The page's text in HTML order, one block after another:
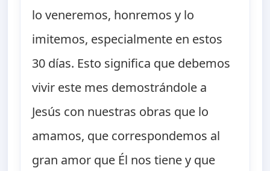
lo veneremos, honremos y lo
imitemos, especialmente en estos
30 días. Esto significa que debemos
vivir este mes demostrándole a
Jesús con nuestras obras que lo
amamos, que correspondemos al
gran amor que Él nos tiene y que